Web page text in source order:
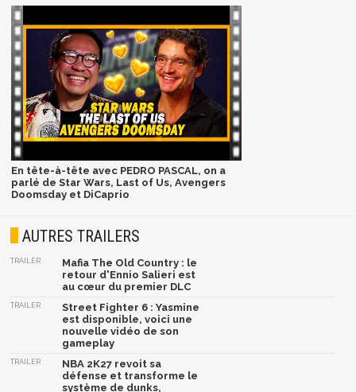
En tête-à-tête avec PEDRO PASCAL, on a
parlé de Star Wars, Last of Us, Avengers
Doomsday et DiCaprio
AUTRES TRAILERS
TRAILER
Mafia The Old Country : le
retour d'Ennio Salieri est
au cœur du premier DLC
TRAILER
Street Fighter 6 : Yasmine
est disponible, voici une
nouvelle vidéo de son
gameplay
TRAILER
NBA 2K27 revoit sa
défense et transforme le
système de dunks,